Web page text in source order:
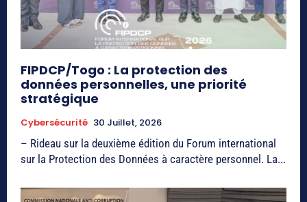
FIPDCP/Togo : La protection des
données personnelles, une priorité
stratégique
Cybersécurité 30 Juillet, 2026
– Rideau sur la deuxième édition du Forum international
sur la Protection des Données à caractère personnel. La...